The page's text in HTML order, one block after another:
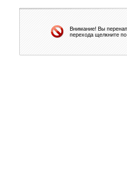
Внимание! Вы
перехода щелкните